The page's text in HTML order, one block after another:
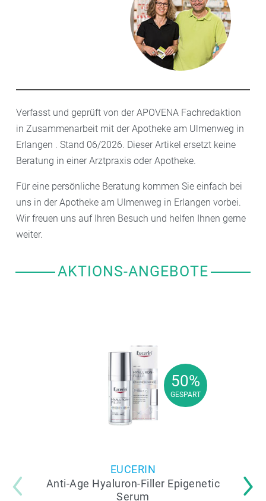
Verfasst und geprüft von der APOVENA Fachredaktion
in Zusammenarbeit mit der Apotheke am Ulmenweg in
Erlangen . Stand 06/2026. Dieser Artikel ersetzt keine
Beratung in einer Arztpraxis oder Apotheke.
Für eine persönliche Beratung kommen Sie einfach bei
uns in der Apotheke am Ulmenweg in Erlangen vorbei.
Wir freuen uns auf Ihren Besuch und helfen Ihnen gerne
weiter.
AKTIONS-ANGEBOTE
50%
GESPART
50%
GESPART
EUCERIN
Anti-Age Hyaluron-Filler Epigenetic
Serum